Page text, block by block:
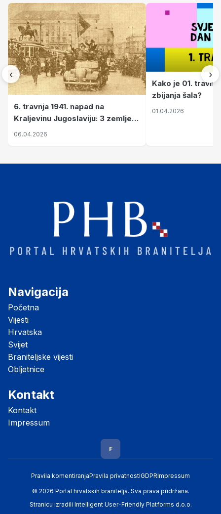
‹
6. travnja 1941. napad na
Kraljevinu Jugoslaviju: 3 zemlje
nastale njenim raspadom
06.04.2026
Kako je 01.
zbijanja šala?
01.04.2026
›
Navigacija
Početna
Vijesti
Hrvatska
Svijet
Braniteljske vijesti
Obljetnice
Kontakt
Kontakt
Impressum
F
Pravila komentiranjaPravila privatnostiGDPRImpressum
© 2026 Portal hrvatskih branitelja. Sva prava pridržana.
Stranicu izradili Intelligent User-Friendly Platforms d.o.o.